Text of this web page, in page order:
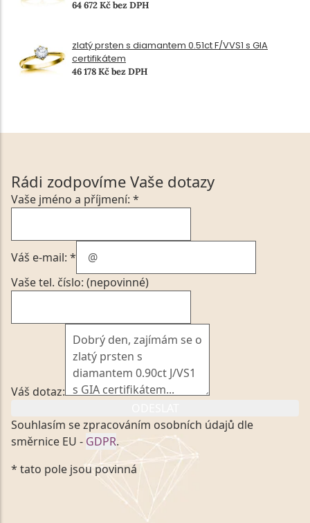
64 672 Kč bez DPH
zlatý prsten s diamantem 0.51ct F/VVS1 s GIA
certifikátem
46 178 Kč bez DPH
Rádi zodpovíme Vaše dotazy
Vaše jméno a příjmení: *
Váš e-mail: *
Vaše tel. číslo: (nepovinné)
Váš dotaz:
Souhlasím se zpracováním osobních údajů dle
směrnice EU - GDPR.
Kliknutím na výše uvedený odkaz, v souladu se
zákonem č. 101/2000 Sb. v platném znění výslovně
souhlasím se zpracováním a uchováním veškerých
mých osobních údajů, které poskytuji prostřednictvím
* tato pole jsou povinná